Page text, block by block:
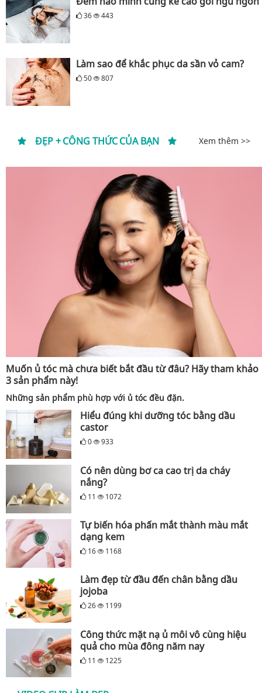
36 443
Làm sao để khắc phục da sần vỏ cam?
50 807
ĐẸP + CÔNG THỨC CỦA BẠN Xem thêm >>
Muốn ủ tóc mà chưa biết bắt đầu từ đâu? Hãy tham khảo
3 sản phẩm này!
Những sản phẩm phù hợp với ủ tóc đều đặn.
Hiểu đúng khi dưỡng tóc bằng dầu
castor
0 933
Có nên dùng bơ ca cao trị da cháy
nắng?
11 1072
Tự biến hóa phấn mắt thành màu mắt
dạng kem
16 1168
Làm đẹp từ đầu đến chân bằng dầu
jojoba
26 1199
Công thức mặt nạ ủ môi vô cùng hiệu
quả cho mùa đông năm nay
11 1225